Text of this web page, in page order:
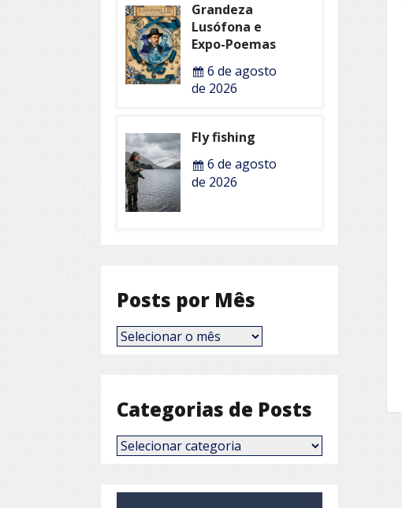
Grandeza
Lusófona e
Expo-Poemas
6 de agosto
de 2026
Fly fishing
6 de agosto
de 2026
Posts por Mês
Posts
por
Categorias de Posts
Categorias
de